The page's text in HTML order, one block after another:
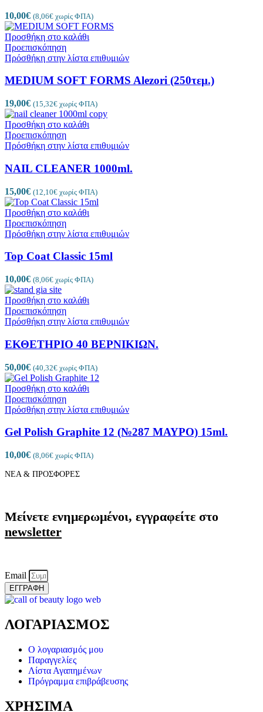
10,00€ (8,06€ χωρίς ΦΠΑ)
Προσθήκη στο καλάθι
Προεπισκόπηση
Πρόσθήκη στην λίστα επιθυμιών
MEDIUM SOFT FORMS Alezori (250τεμ.)
19,00€ (15,32€ χωρίς ΦΠΑ)
Προσθήκη στο καλάθι
Προεπισκόπηση
Πρόσθήκη στην λίστα επιθυμιών
NAIL CLEANER 1000ml.
15,00€ (12,10€ χωρίς ΦΠΑ)
Προσθήκη στο καλάθι
Προεπισκόπηση
Πρόσθήκη στην λίστα επιθυμιών
Top Coat Classic 15ml
10,00€ (8,06€ χωρίς ΦΠΑ)
Προσθήκη στο καλάθι
Προεπισκόπηση
Πρόσθήκη στην λίστα επιθυμιών
ΕΚΘΕΤΗΡΙΟ 40 ΒΕΡΝΙΚΙΩΝ.
50,00€ (40,32€ χωρίς ΦΠΑ)
Προσθήκη στο καλάθι
Προεπισκόπηση
Πρόσθήκη στην λίστα επιθυμιών
Gel Polish Graphite 12 (№287 ΜΑΥΡΟ) 15ml.
10,00€ (8,06€ χωρίς ΦΠΑ)
ΝΕΑ & ΠΡΟΣΦΟΡΕΣ
Μείνετε ενημερωμένοι, εγγραφείτε στο
newsletter
Email
ΕΓΓΡΑΦΗ
ΛΟΓΑΡΙΑΣΜΟΣ
Ο λογαριασμός μου
Παραγγελίες
Λίστα Αγαπημένων
Πρόγραμμα επιβράβευσης
ΧΡΗΣΙΜΑ